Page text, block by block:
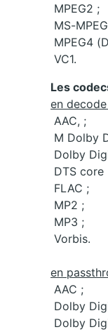
MPEG2 ;
MS-
MPEG4
VC1.
Les
en
AAC, ;
M Dolby
Dolby
DTS
FLAC ;
MP2 ;
MP3 ;
Vorbis.
en
AAC ;
Dolby
Dolby